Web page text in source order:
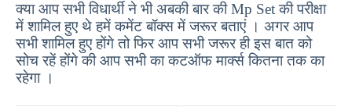
क्या आप सभी विधार्थी ने भी अबकी बार की Mp Set की परीक्षा
में शामिल हुए थे हमें कमेंट बॉक्स में जरूर बताएं । अगर आप
सभी शामिल हुए होंगे तो फिर आप सभी जरूर ही इस बात को
सोच रहें होंगे की आप सभी का कटऑफ मार्क्स कितना तक का
रहेगा ।